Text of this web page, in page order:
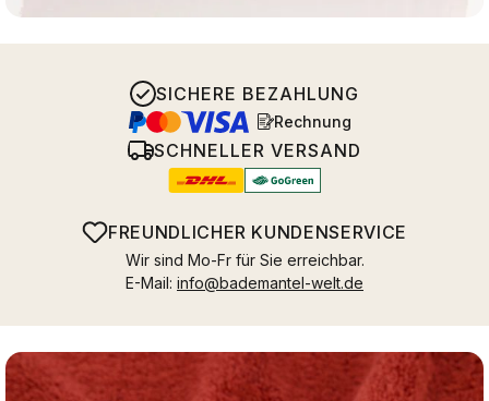
SICHERE BEZAHLUNG
Rechnung
SCHNELLER VERSAND
FREUNDLICHER KUNDENSERVICE
Wir sind Mo-Fr für Sie erreichbar.
E-Mail: info@bademantel-welt.de